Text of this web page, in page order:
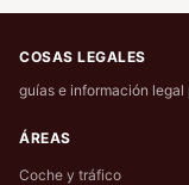
COSAS LEGALES
guías e información legal
ÁREAS
Coche y tráfico